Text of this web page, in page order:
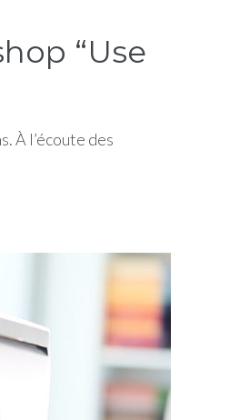
“Use
À l’écoute des